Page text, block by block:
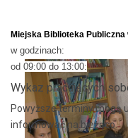
Miejska Biblioteka
w godzinach:
od 09:00 do 13:00:
Wykaz pracujących
Powyższe terminy mogą
informować na bieżąco.